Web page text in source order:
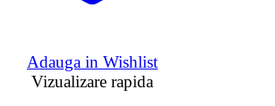
Adauga in Wishlist
Vizualizare rapida